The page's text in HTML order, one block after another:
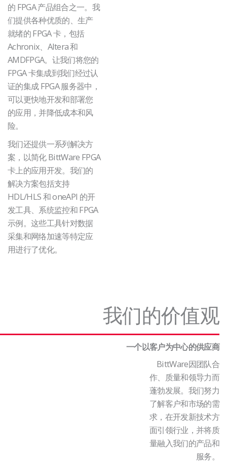
的 FPGA 产品组合之一。我
们提供各种优质的、生产
就绪的 FPGA 卡，包括
Achronix、Altera 和
AMDFPGA。让我们将您的
FPGA 卡集成到我们经过认
证的集成 FPGA 服务器中，
可以更快地开发和部署您
的应用，并降低成本和风
险。
我们还提供一系列解决方
案，以简化 BittWare FPGA
卡上的应用开发。我们的
解决方案包括支持
HDL/HLS 和 oneAPI 的开
发工具、系统监控和 FPGA
示例。这些工具针对数据
采集和网络加速等特定应
用进行了优化。
我们的价值观
一个以客户为中心的供应商
BittWare因团队合
作、质量和领导力而
蓬勃发展。我们努力
了解客户和市场的需
求，在开发新技术方
面引领行业，并将质
量融入我们的产品和
服务。